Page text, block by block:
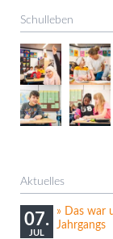
Schulleben
Aktuelles
07.
JUL
Das war
Jahrgangs